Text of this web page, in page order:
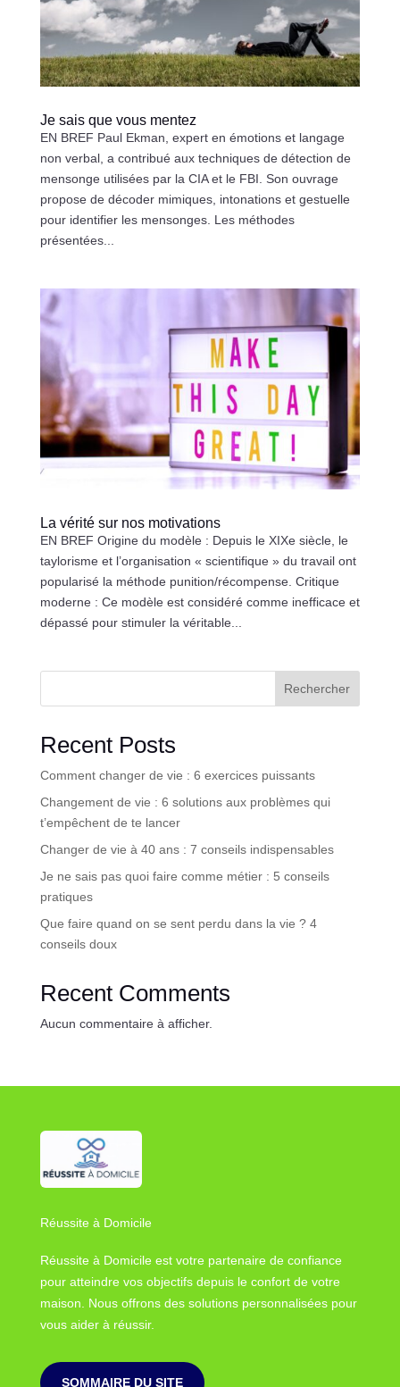
Je sais que vous mentez
EN BREF Paul Ekman, expert en émotions et langage
non verbal, a contribué aux techniques de détection de
mensonge utilisées par la CIA et le FBI. Son ouvrage
propose de décoder mimiques, intonations et gestuelle
pour identifier les mensonges. Les méthodes
présentées...
La vérité sur nos motivations
EN BREF Origine du modèle : Depuis le XIXe siècle, le
taylorisme et l’organisation « scientifique » du travail ont
popularisé la méthode punition/récompense. Critique
moderne : Ce modèle est considéré comme inefficace et
dépassé pour stimuler la véritable...
Rechercher
Recent Posts
Comment changer de vie : 6 exercices puissants
Changement de vie : 6 solutions aux problèmes qui
t’empêchent de te lancer
Changer de vie à 40 ans : 7 conseils indispensables
Je ne sais pas quoi faire comme métier : 5 conseils
pratiques
Que faire quand on se sent perdu dans la vie ? 4
conseils doux
Recent Comments
Aucun commentaire à afficher.
Réussite à Domicile
Réussite à Domicile est votre partenaire de confiance
pour atteindre vos objectifs depuis le confort de votre
maison. Nous offrons des solutions personnalisées pour
vous aider à réussir.
SOMMAIRE DU SITE